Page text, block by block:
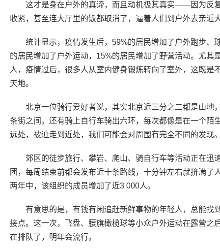
这才是身在户外的真谛，而且动机极其真实——因为反
收紧，甚至连大厅里的饭都取消了，逼着人们到户外去亲近
统计显示，疫情发生后，59%的居民增加了户外跑步、
的居民增加了户外运动，15%的居民增加了野营活动。尤其
人，疫情过后，很多人从室内健身锻炼转向了室外，这既是
天地。
北京一位骑行爱好者说，其实北京近三分之二都是山地
条街之间。还有骑上自行车骑出六环，每次都像是在一个陌
远处，被迫走到近处，我们可能会对周围有完全不同的发现
郊区的徒步旅行、攀岩、爬山、骑自行车等活动正在迅
团，每周结束前都会发布近十条路线，十分钟左右就挤满了
两年中，该组织的成员增加了近3 000人。
有意思的是，有钱有闲追赶新鲜事物的年轻人，总能找
接点。这一次，飞盘、腰旗橄榄球等小众户外运动在露营之
在排队了，明年会流行。